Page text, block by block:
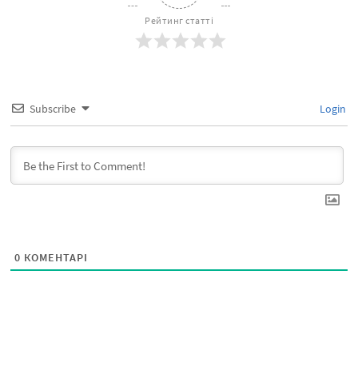
Рейтинг статті
Subscribe Login
0 КОМЕНТАРІ